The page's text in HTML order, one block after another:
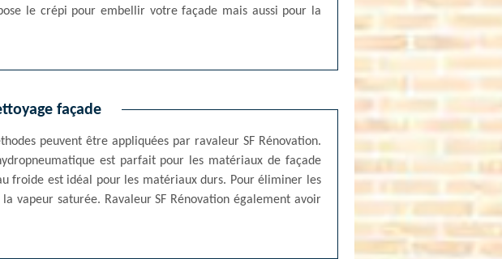
le crépi pour embellir votre façade mais aussi pour la
façade
peuvent être appliquées par ravaleur SF Rénovation.
est parfait pour les matériaux de façade
froide est idéal pour les matériaux durs. Pour éliminer les
vapeur saturée. Ravaleur SF Rénovation également avoir